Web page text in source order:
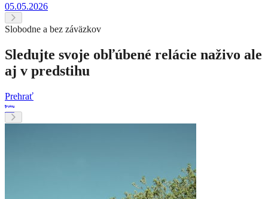
05.05.2026
Slobodne a bez záväzkov
Sledujte svoje obľúbené relácie naživo ale
aj v predstihu
Prehrať